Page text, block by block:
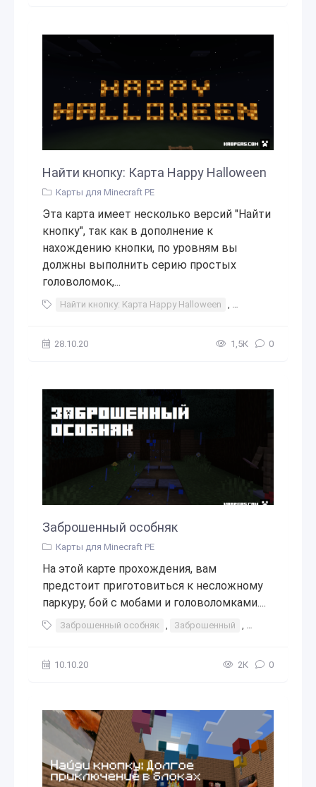
Найти кнопку: Карта Happy Halloween
Карты для Minecraft PE
Эта карта имеет несколько версий "Найти
кнопку", так как в дополнение к
нахождению кнопки, по уровням вы
должны выполнить серию простых
головоломок,...
Найти кнопку: Карта Happy Halloween , Найти
28.10.20 1,5К 0
Заброшенный особняк
Карты для Minecraft PE
На этой карте прохождения, вам
предстоит приготовиться к несложному
паркуру, бой с мобами и головоломками....
Заброшенный особняк , Заброшенный , особняк
10.10.20 2К 0